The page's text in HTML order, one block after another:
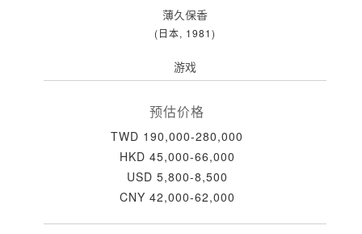
薄久保香
(日本, 1981)
游戏
预估价格
TWD 190,000-280,000
HKD 45,000-66,000
USD 5,800-8,500
CNY 42,000-62,000